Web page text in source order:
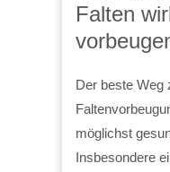
Falten
Der beste Weg
möglichst
Insbesondere